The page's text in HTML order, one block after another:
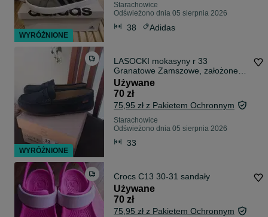
Starachowice
Odświeżono dnia 05 sierpnia 2026
38 Adidas
LASOCKI mokasyny r 33
Granatowe Zamszowe, założone
tylko RAZ
Używane
70 zł
75,95 zł z Pakietem Ochronnym
Starachowice
Odświeżono dnia 05 sierpnia 2026
33
Crocs C13 30-31 sandały
Używane
70 zł
75,95 zł z Pakietem Ochronnym
WYRÓŻNIONE
WYRÓŻNIONE